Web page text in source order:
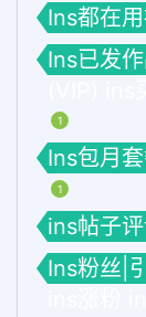
Ins都在
Ins已发
1
Ins包月
1
ins帖子
Ins粉丝|